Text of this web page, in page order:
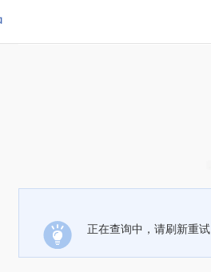
正在查询中，请刷新重试